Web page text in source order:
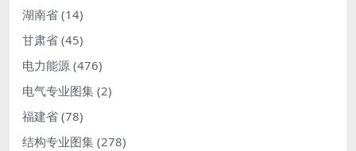
湖南省 (14)
甘肃省 (45)
电力能源 (476)
电气专业图集 (2)
福建省 (78)
结构专业图集 (278)